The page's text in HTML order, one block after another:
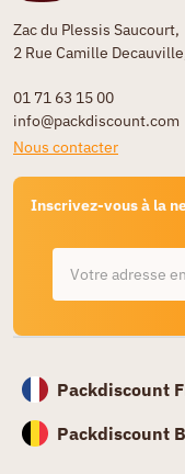
Zac du Plessis Saucourt,
2 Rue Camille
01 71 63 15 00
info@packdiscount.com
Nous contacter
Inscrivez-vous à la
Packdiscount
Packdiscount